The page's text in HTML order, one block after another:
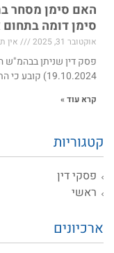
האם סימן מסחר
סימן דומה
אוקטובר 31, 2025 אין
19.10.2024) קובע כי התשובה
קרא עוד »
קטגוריות
פסקי דין
ראשי
ארכיונים